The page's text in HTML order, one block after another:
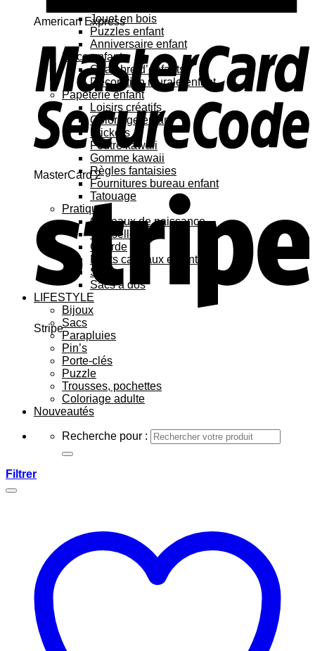
American Express
MasterCard 2
Stripe
Jouet en bois
Puzzles enfant
Anniversaire enfant
Déco enfant
Chambre d’enfants
Décoration murale enfant
Papeterie enfant
Loisirs créatifs
Coloriage enfant
Stickers
Feutre kawaii
Gomme kawaii
Règles fantaisies
Fournitures bureau enfant
Tatouage
Pratique
Cadeaux de naissance
Vaisselle
Gourde
Petits cadeaux enfant
Sacs
Sacs à dos
LIFESTYLE
Bijoux
Sacs
Parapluies
Pin’s
Porte-clés
Puzzle
Trousses, pochettes
Coloriage adulte
Nouveautés
Recherche pour :
Filtrer